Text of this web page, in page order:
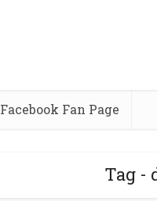
Facebook Fan Page
Tag -